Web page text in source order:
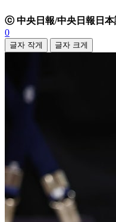
ⓒ 中央日報/中央日報日本
0
글자 작게 글자 크게